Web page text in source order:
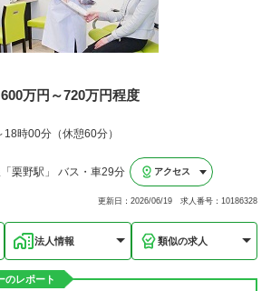
600万円～720万円程度
時00分（休憩60分）
「栗野駅」 バス・車29分 アクセス
更新日：2026/06/19 求人番号：10186328
法人情報 類似の求人
のレポート